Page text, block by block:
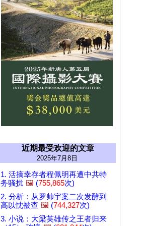
近期最受欢迎的文章
2025年7月8日
1. 活摘幸存者程佩明再遭中共特
务骚扰 🖼️ (755,865次)
2. 分析：从罗帅宇案二次发酵到
高以忱被查 🖼️ (744,327次)
3. 小说：大梁英雄传之王者归来